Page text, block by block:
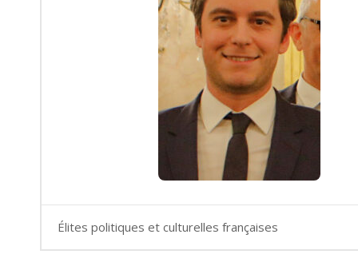
Élites politiques et culturelles françaises